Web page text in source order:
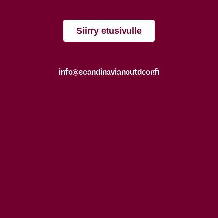
Siirry etusivulle
info@scandinavianoutdoor.fi